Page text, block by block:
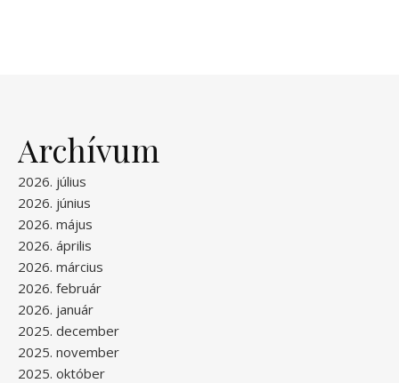
Archívum
2026. július
2026. június
2026. május
2026. április
2026. március
2026. február
2026. január
2025. december
2025. november
2025. október